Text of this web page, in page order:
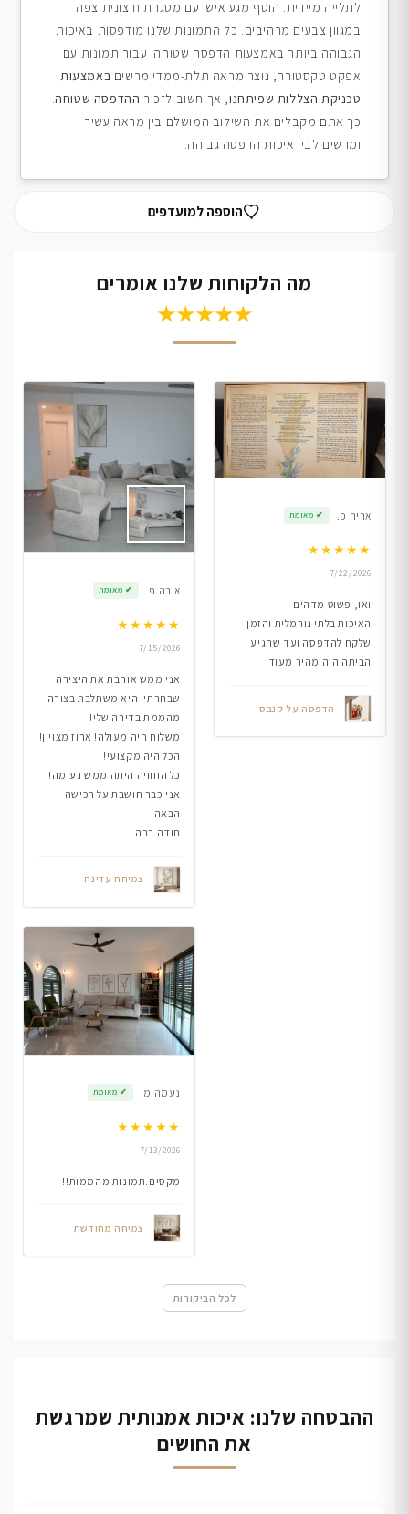
לתלייה מיידית. הוסף מגע אישי עם מסגרת חיצונית צפה
במגוון צבעים מרהיבים. כל התמונות שלנו מודפסות באיכות
הגבוהה ביותר באמצעות הדפסה שטוחה. עבור תמונות עם
אפקט טקסטורה, נוצר מראה תלת-ממדי מרשים באמצעות
טכניקת הצללות שפיתחנו, אך חשוב לזכור ההדפסה שטוחה.
כך אתם מקבלים את השילוב המושלם בין מראה עשיר
ומרשים לבין איכות הדפסה גבוהה.
הוספה למועדפים
מה הלקוחות שלנו אומרים
★★★★★
אריה פ. ✔ מאומת
★★★★★
7/22/2026
ואו, פשוט מדהים
האיכות בלתי נורמלית והזמן
שלקח להדפסה ועד שהגיע
הביתה היה מהיר מעוד
הדפסה על קנבס
אירה פ. ✔ מאומת
★★★★★
7/15/2026
אני ממש אוהבת את היצירה
שבחרתי! היא משתלבת בצורה
מהממת בדירה שלי!
משלוח היה מעולה! ארוז מצויין!
הכל היה מקצועי!
כל החוויה היתה ממש נעימה!
אני כבר חושבת על רכישה
הבאה!
תודה רבה
צמיחה עדינה
נעמה מ. ✔ מאומת
★★★★★
7/13/2026
מקסים.תמונות מהממות!!
צמיחה מחודשת
לכל הביקורות
ההבטחה שלנו: איכות אמנותית שמרגשת
את החושים